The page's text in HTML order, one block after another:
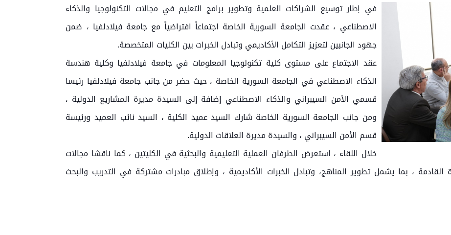
في إطار توسيع الشراكات العلمية وتطوير برامج التعليم في مجالات التكنولوجيا والذكاء
الاصطناعي ، عقدت الجامعة السورية الخاصة اجتماعاً افتراضياً مع جامعة فيلادلفيا ، ضمن
جهود الجانبين لتعزيز التكامل الأكاديمي وتبادل الخبرات بين الكليات المتخصصة.
عقد الاجتماع على مستوى كلية تكنولوجيا المعلومات في جامعة فيلادلفيا وكلية هندسة
الذكاء الاصطناعي في الجامعة السورية الخاصة ، حيث حضر من جانب جامعة فيلادلفيا رئيسا
قسمي الأمن السيبراني والذكاء الاصطناعي إضافة إلى السيدة مديرة المشاريع الدولية ،
ومن جانب الجامعة السورية الخاصة شارك السيد عميد الكلية ، السيد نائب العميد ورئيسة
قسم الأمن السيبراني ، والسيدة مديرة العلاقات الدولية.
خلال اللقاء ، استعرض الطرفان العملية التعليمية والبحثية في الكليتين ، كما ناقشا مجالات
القادمة ، بما يشمل تطوير المناهج، وتبادل الخبرات الأكاديمية ، وإطلاق مبادرات مشتركة في التدريب والبحث